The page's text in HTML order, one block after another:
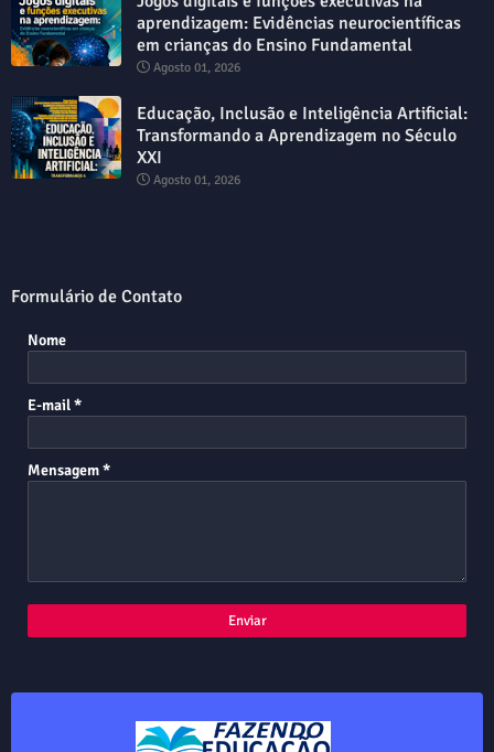
aprendizagem: Evidências neurocientíficas
em crianças do Ensino Fundamental
Agosto 01, 2026
Educação, Inclusão e Inteligência Artificial:
Transformando a Aprendizagem no Século
XXI
Agosto 01, 2026
Formulário de Contato
Nome
E-mail*
Mensagem*